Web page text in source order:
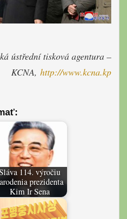
ústřední tisková agentura –
KCNA, http://www.kcna.kp
114. výročiu
prezidenta
Kim Ir Sena